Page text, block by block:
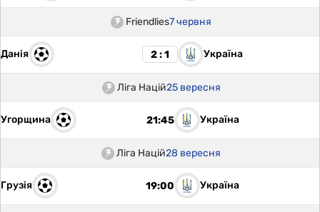
Friendlies7 червня
Данія 2 : 1 Україна
Ліга Націй25 вересня
Угорщина 21:45 Україна
Ліга Націй28 вересня
Грузія 19:00 Україна